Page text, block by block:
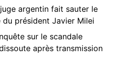
argentin fait sauter le
du président Javier Milei
sur le scandale
dissoute après transmission